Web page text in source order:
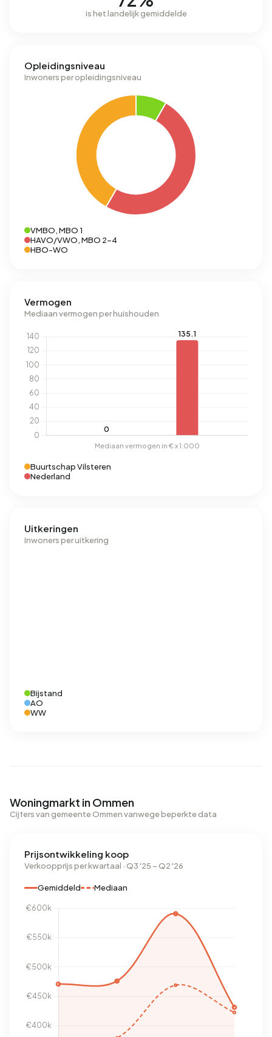
is het landelijk gemiddelde
Opleidingsniveau
Inwoners per opleidingsniveau
VMBO, MBO 1
HAVO/VWO, MBO 2-4
HBO-WO
Vermogen
Mediaan vermogen per huishouden
Buurtschap Vilsteren
Nederland
Uitkeringen
Inwoners per uitkering
Bijstand
AO
WW
Woningmarkt in Ommen
Cijfers van gemeente Ommen vanwege beperkte data
Prijsontwikkeling koop
Verkoopprijs per kwartaal · Q3 '25 – Q2 '26
Gemiddeld Mediaan